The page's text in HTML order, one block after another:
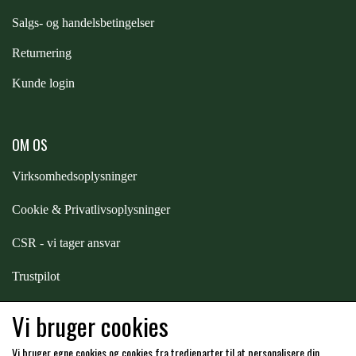
PREMIER EQUINE KØLETERAPI
PREMIER EQUINE GROOMING & STALD
PHARMACARE
RACING TACK
Salgs- og handelsbetingelser
Returnering
Kunde login
OM OS
Virksomhedsoplysninger
Cookie & Privatlivsoplysninger
CSR - vi tager ansvar
Trustpilot
Vi bruger cookies
Vi bruger egne cookies og cookies fra tredjeparter til at personalisere din